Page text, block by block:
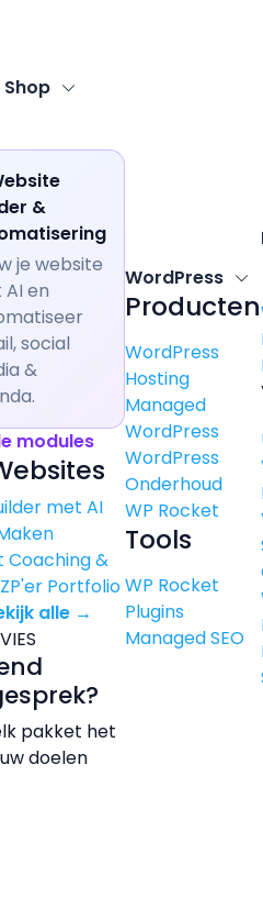
&
je website
en
social
&
modules
met AI
Coaching &
Portfolio
alle →
pakket het
doelen
WordPress
Producten
WordPress
Hosting
Managed
WordPress
WordPress
Onderhoud
WP Rocket
Tools
WP Rocket
Plugins
Managed SEO